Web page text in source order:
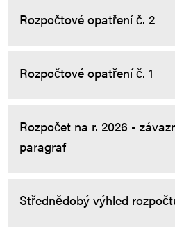
Rozpočtové opatření č. 2
Rozpočtové opatření č. 1
Rozpočet na r. 2026 -
paragraf
Střednědobý výhled